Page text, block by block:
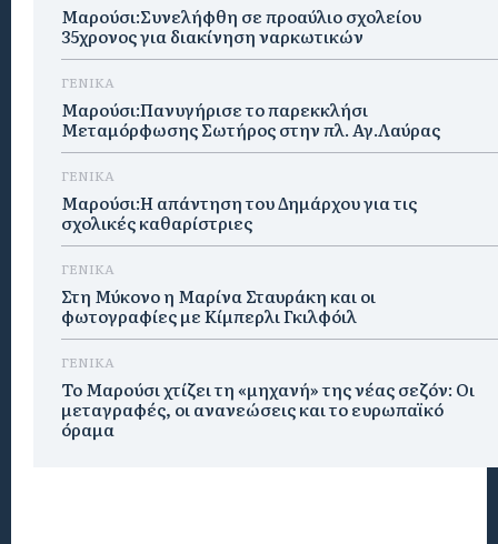
Μαρούσι:Συνελήφθη σε προαύλιο σχολείου
35χρονος για διακίνηση ναρκωτικών
ΓΕΝΙΚΑ
Μαρούσι:Πανυγήρισε το παρεκκλήσι
Μεταμόρφωσης Σωτήρος στην πλ. Αγ.Λαύρας
ΓΕΝΙΚΑ
Μαρούσι:Η απάντηση του Δημάρχου για τις
σχολικές καθαρίστριες
ΓΕΝΙΚΑ
Στη Μύκονο η Μαρίνα Σταυράκη και οι
φωτογραφίες με Κίμπερλι Γκιλφόιλ
ΓΕΝΙΚΑ
Το Μαρούσι χτίζει τη «μηχανή» της νέας σεζόν: Οι
μεταγραφές, οι ανανεώσεις και το ευρωπαϊκό
όραμα